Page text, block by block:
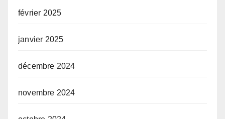
février 2025
janvier 2025
décembre 2024
novembre 2024